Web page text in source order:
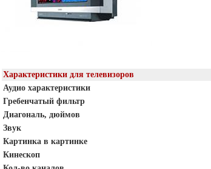
Характеристики для телевизоров
Аудио характеристики
Гребенчатый фильтр
Диагональ, дюймов
Звук
Картинка в картинке
Кинескоп